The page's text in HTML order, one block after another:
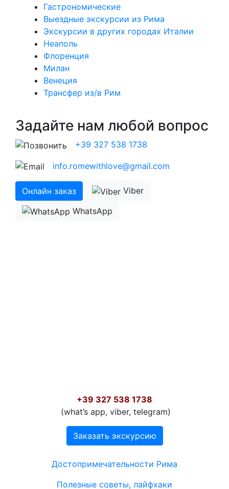
Гастрономические
Выездные экскурсии из Рима
Экскурсии в других городах Италии
Неаполь
Флоренция
Милан
Венеция
Трансфер из/в Рим
Задайте нам любой вопрос
+39 327 538 1738
info.romewithlove@gmail.com
Онлайн заказ
Viber
WhatsApp
+39 327 538 1738
‬ (what’s app, viber, telegram)
Заказать экскурсию
Меню в подвале
Достопримечательности Рима
Полезные советы, лайфхаки